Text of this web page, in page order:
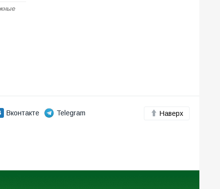
Вконтакте Telegram Наверх